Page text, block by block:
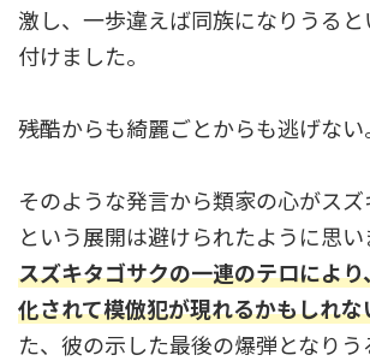
激し、一歩違えば同族になりうる
付けました。
――残酷からも綺麗ごとからも逃げない
そのような発言から類家の心がス
という展開は避けられたように思
スズキタゴサクの一連のテロによ
化されて模倣犯が現れるかもしれな
た、彼の示した最後の爆弾となり